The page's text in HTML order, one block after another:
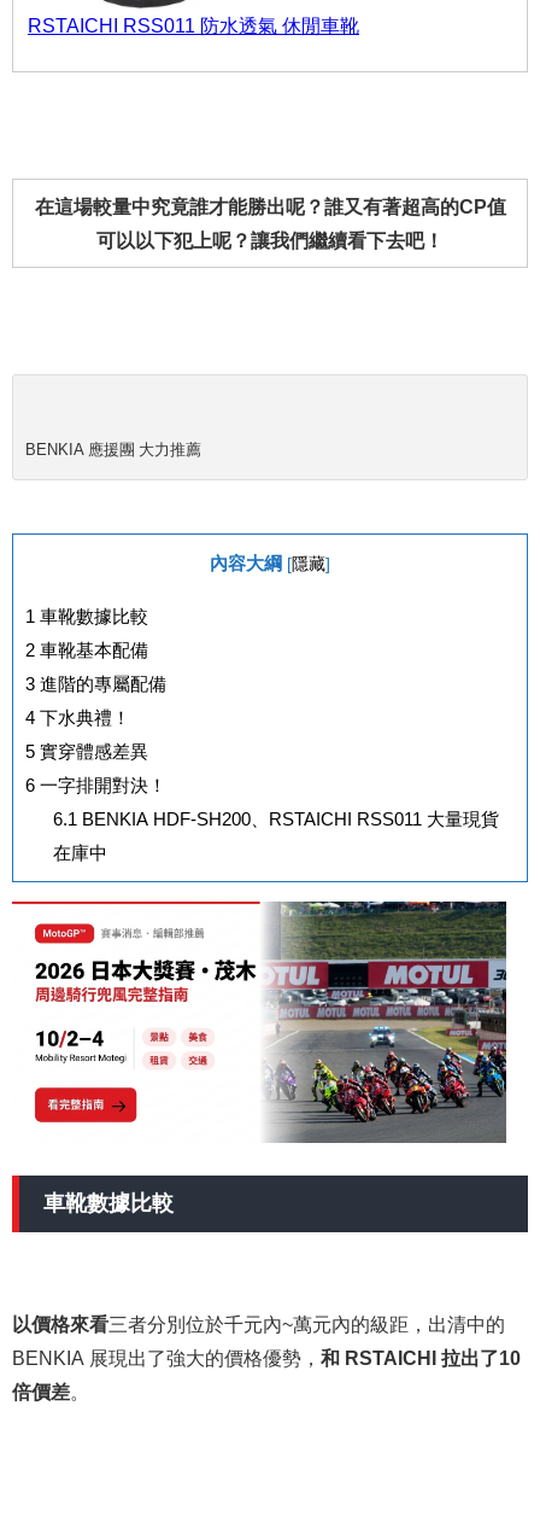
RSTAICHI RSS011 防水透氣 休閒車靴
在這場較量中究竟誰才能勝出呢？誰又有著超高的CP值
可以以下犯上呢？讓我們繼續看下去吧！
BENKIA 應援團 大力推薦
內容大綱 [隱藏]
1 車靴數據比較
2 車靴基本配備
3 進階的專屬配備
4 下水典禮！
5 實穿體感差異
6 一字排開對決！
6.1 BENKIA HDF-SH200、RSTAICHI RSS011 大量現貨
在庫中
車靴數據比較
以價格來看三者分別位於千元內~萬元內的級距，出清中的
BENKIA 展現出了強大的價格優勢， 和 RSTAICHI 拉出了10
倍價差